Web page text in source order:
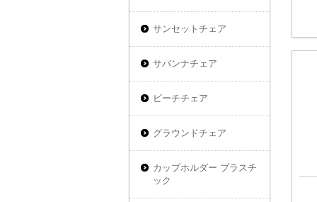
サンセットチェア
サバンナチェア
ビーチチェア
グラウンドチェア
カップホルダー プラスチ
ック